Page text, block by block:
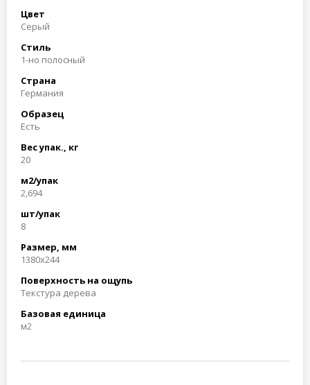
Цвет
Cерый
Стиль
1-но полосный
Страна
Германия
Образец
Есть
Вес упак., кг
20
м2/упак
2,694
шт/упак
8
Размер, мм
1380x244
Поверхность на ощупь
Текстура дерева
Базовая единица
м2